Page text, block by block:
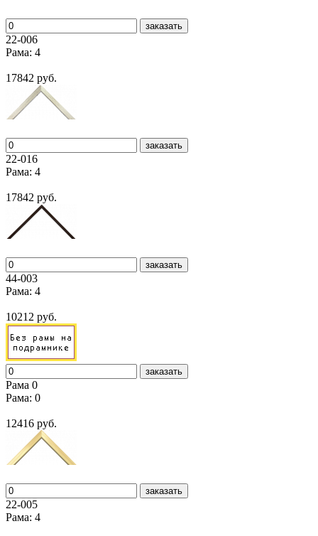
заказать
22-006
Рама: 4
17842 руб.
заказать
22-016
Рама: 4
17842 руб.
заказать
44-003
Рама: 4
10212 руб.
заказать
Рама 0
Рама: 0
12416 руб.
заказать
22-005
Рама: 4